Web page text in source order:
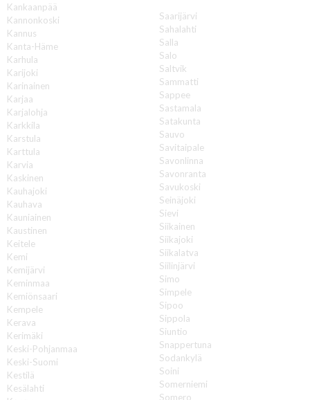
Kankaanpää
Kannonkoski
Kannus
Kanta-Häme
Karhula
Karijoki
Karinainen
Karjaa
Karjalohja
Karkkila
Karstula
Karttula
Karvia
Kaskinen
Kauhajoki
Kauhava
Kauniainen
Kaustinen
Keitele
Kemi
Kemijärvi
Keminmaa
Kemiönsaari
Kempele
Kerava
Kerimäki
Keski-Pohjanmaa
Keski-Suomi
Kestilä
Kesälahti
Saarijärvi
Sahalahti
Salla
Salo
Saltvik
Sammatti
Sappee
Sastamala
Satakunta
Sauvo
Savitaipale
Savonlinna
Savonranta
Savukoski
Seinäjoki
Sievi
Siikainen
Siikajoki
Siikalatva
Siilinjärvi
Simo
Simpele
Sipoo
Sippola
Siuntio
Snappertuna
Sodankylä
Soini
Somerniemi
Somero